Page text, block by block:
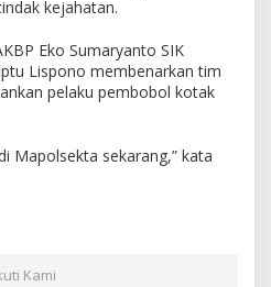
kejahatan.
Eko Sumaryanto SIK
Lispono membenarkan tim
pelaku pembobol kotak
Mapolsekta sekarang,” kata
Kami